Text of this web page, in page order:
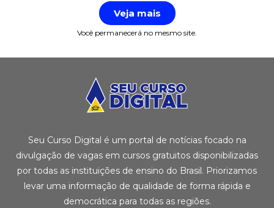
Veja mais
Você permanecerá no mesmo site.
Seu Curso Digital é um portal de notícias focado na
divulgação de vagas em cursos gratuitos disponibilizadas
por todas as instituições de ensino do Brasil. Priorizamos
levar uma informação de qualidade de forma rápida e
democrática para todas as regiões.